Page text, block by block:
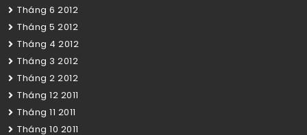
Tháng 6 2012
Tháng 5 2012
Tháng 4 2012
Tháng 3 2012
Tháng 2 2012
Tháng 12 2011
Tháng 11 2011
Tháng 10 2011